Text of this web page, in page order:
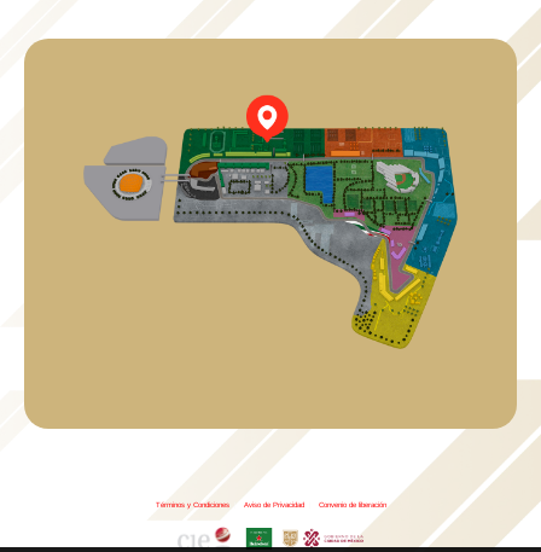
Términos y Condiciones| Aviso de Privacidad| Convenio de liberación